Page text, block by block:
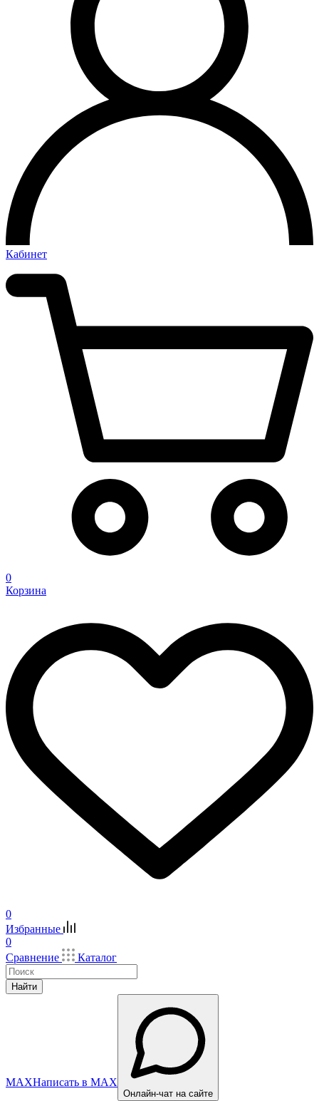
Кабинет
0
Корзина
0
Избранные
0
Сравнение
Каталог
Найти
MAXНаписать в MAX
Онлайн-чат на сайте